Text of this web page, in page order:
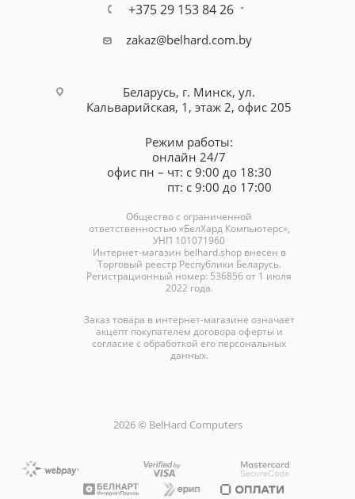
+375 29 153 84 26
zakaz@belhard.com.by
Беларусь, г. Минск, ул.
Кальварийская, 1, этаж 2, офис 205
Режим работы:
онлайн 24/7
офис пн – чт: с 9:00 до 18:30
пт: с 9:00 до 17:00
Общество с ограниченной
ответственностью «БелХард Компьютерс»,
УНП 101071960
Интернет-магазин belhard.shopвнесен в
Торговый реестр Республики Беларусь.
Регистрационный номер: 536856 от 1 июля
2022 года.
Заказ товара в интернет-магазине означает
акцепт покупателем договора оферты и
согласие с обработкой его персональных
данных.
2026 © BelHard Computers